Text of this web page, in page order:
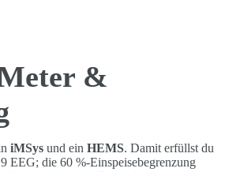
&
iMSys und ein HEMS. Damit erfüllst du
EEG; die 60 %-Einspeisebegrenzung